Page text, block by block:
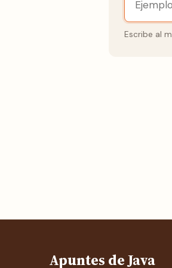
Escribe al
Apuntes de Java